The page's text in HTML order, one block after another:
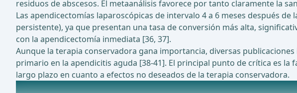
residuos de abscesos. El metaanálisis favorece por tanto claramente la
Las apendicectomías laparoscópicas de intervalo 4 a 6 meses después
persistente), ya que presentan una tasa de conversión más alta,
con la apendicectomía inmediata [36, 37].
Aunque la terapia conservadora gana importancia, diversas
primario en la apendicitis aguda [38-41]. El principal punto de crítica es
largo plazo en cuanto a efectos no deseados de la terapia conservadora.
Estudios en curso actualmente